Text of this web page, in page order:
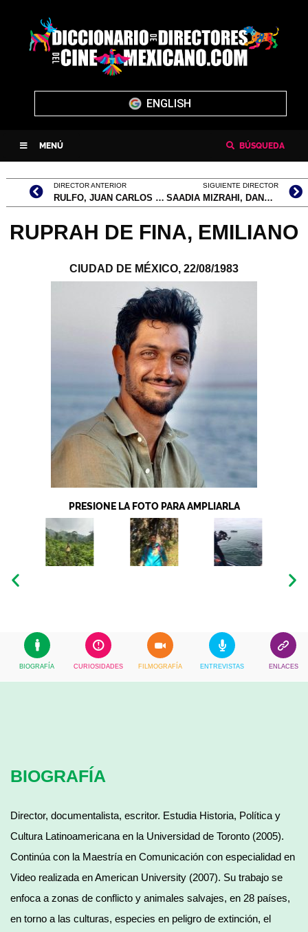
ENGLISH
MENÚ BÚSQUEDA
DIRECTOR ANTERIOR
RULFO, JUAN CARLOS (NOMBRE COMPLETO: JUAN NEPOMUCENO CARLOS PÉREZ RULFO APARICIO)
SIGUIENTE DIRECTOR
SAADIA MIZRAHI, DANY ROBERT
RUPRAH DE FINA, EMILIANO
CIUDAD DE MÉXICO, 22/08/1983
PRESIONE LA FOTO PARA AMPLIARLA
BIOGRAFÍA CURIOSIDADES FILMOGRAFÍA ENTREVISTAS ENLACES
BIOGRAFÍA
Director, documentalista, escritor. Estudia Historia, Política y
Cultura Latinoamericana en la Universidad de Toronto (2005).
Continúa con la Maestría en Comunicación con especialidad en
Video realizada en American University (2007). Su trabajo se
enfoca a zonas de conflicto y animales salvajes, en 28 países,
en torno a las culturas, especies en peligro de extinción, el